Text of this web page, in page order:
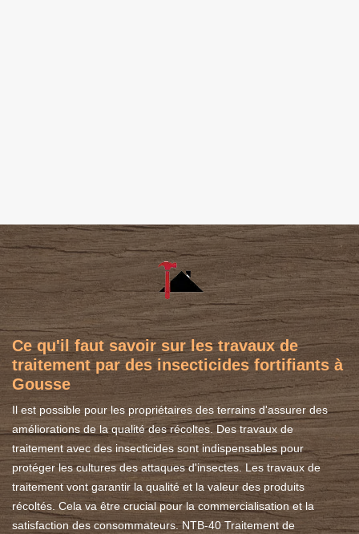
Ce qu'il faut savoir sur les travaux de
traitement par des insecticides fortifiants à
Gousse
Il est possible pour les propriétaires des terrains d'assurer des
améliorations de la qualité des récoltes. Des travaux de
traitement avec des insecticides sont indispensables pour
protéger les cultures des attaques d'insectes. Les travaux de
traitement vont garantir la qualité et la valeur des produits
récoltés. Cela va être crucial pour la commercialisation et la
satisfaction des consommateurs. NTB-40 Traitement de